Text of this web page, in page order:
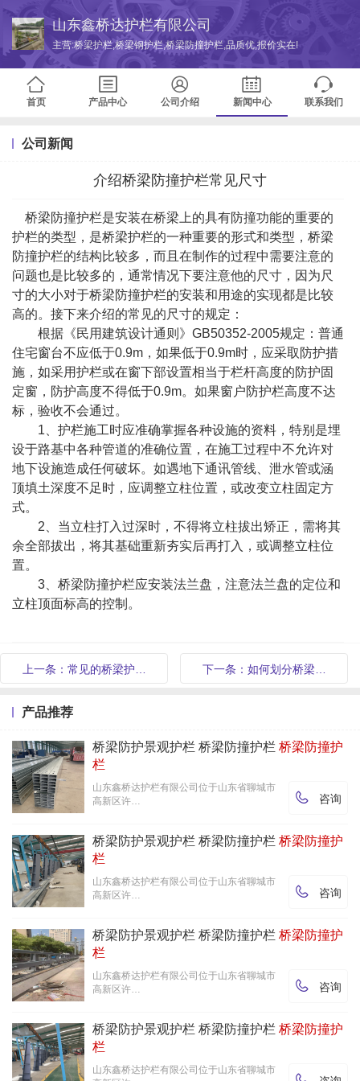
山东鑫桥达护栏有限公司
主营:桥梁护栏,桥梁钢护栏,桥梁防撞护栏,品质优,报价实在!
首页 产品中心 公司介绍 新闻中心 联系我们
公司新闻
介绍桥梁防撞护栏常见尺寸
桥梁防撞护栏是安装在桥梁上的具有防撞功能的重要的
护栏的类型，是桥梁护栏的一种重要的形式和类型，桥梁
防撞护栏的结构比较多，而且在制作的过程中需要注意的
问题也是比较多的，通常情况下要注意他的尺寸，因为尺
寸的大小对于桥梁防撞护栏的安装和用途的实现都是比较
高的。接下来介绍的常见的尺寸的规定：
根据《民用建筑设计通则》GB50352-2005规定：普通
住宅窗台不应低于0.9m，如果低于0.9m时，应采取防护措
施，如采用护栏或在窗下部设置相当于栏杆高度的防护固
定窗，防护高度不得低于0.9m。如果窗户防护栏高度不达
标，验收不会通过。
1、护栏施工时应准确掌握各种设施的资料，特别是埋
设于路基中各种管道的准确位置，在施工过程中不允许对
地下设施造成任何破坏。如遇地下通讯管线、泄水管或涵
顶填土深度不足时，应调整立柱位置，或改变立柱固定方
式。
2、当立柱打入过深时，不得将立柱拔出矫正，需将其
余全部拔出，将其基础重新夯实后再打入，或调整立柱位
置。
3、桥梁防撞护栏应安装法兰盘，注意法兰盘的定位和
立柱顶面标高的控制。
上一条：常见的桥梁护… 下一条：如何划分桥梁…
产品推荐
桥梁防护景观护栏 桥梁防撞护栏 桥梁防撞护
栏
 咨询
山东鑫桥达护栏有限公司位于山东省聊城市
高新区许…
桥梁防护景观护栏 桥梁防撞护栏 桥梁防撞护
栏
 咨询
山东鑫桥达护栏有限公司位于山东省聊城市
高新区许…
桥梁防护景观护栏 桥梁防撞护栏 桥梁防撞护
栏
 咨询
山东鑫桥达护栏有限公司位于山东省聊城市
高新区许…
桥梁防护景观护栏 桥梁防撞护栏 桥梁防撞护
栏
山东鑫桥达护栏有限公司位于山东省聊城市